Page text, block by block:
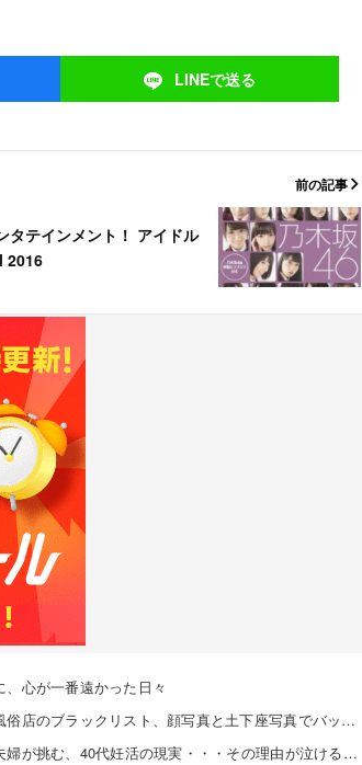
LINEで送る
前の記事
タテインメント！ アイドル
2016
、心が一番遠かった日々
【悲報】風俗店のブラックリスト、顔写真と土下座写真でバッチリ管理されてる件ｗｗｗｗ 他
【悲報】夫婦が挑む、40代妊活の現実・・・その理由が泣けるｗｗｗｗ 他